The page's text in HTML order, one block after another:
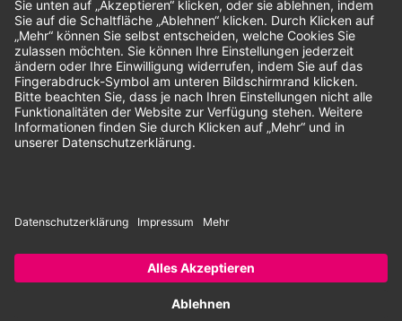
Unsere Zahlungsarten:
Rechnung SEPA-Lastschrift Vorkasse